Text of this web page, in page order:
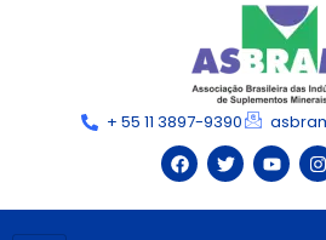
+ 55 11 3897-9390